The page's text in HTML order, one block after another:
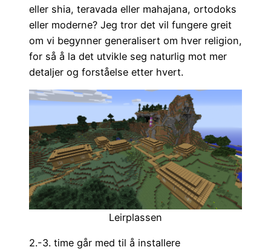
eller shia, teravada eller mahajana, ortodoks
eller moderne? Jeg tror det vil fungere greit
om vi begynner generalisert om hver religion,
for så å la det utvikle seg naturlig mot mer
detaljer og forståelse etter hvert.
Leirplassen
2.-3. time går med til å installere